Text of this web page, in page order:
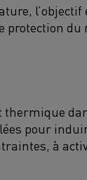
protection
thermique
pour
à